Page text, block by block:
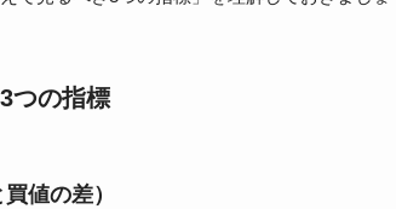
つの指標
値の差）